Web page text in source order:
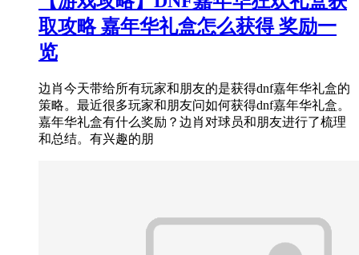
取攻略 嘉年华礼盒怎么获得 奖励一
览
边肖今天带给所有玩家和朋友的是获得dnf嘉年华礼盒的
策略。最近很多玩家和朋友问如何获得dnf嘉年华礼盒。
嘉年华礼盒有什么奖励？边肖对球员和朋友进行了梳理
和总结。有兴趣的朋